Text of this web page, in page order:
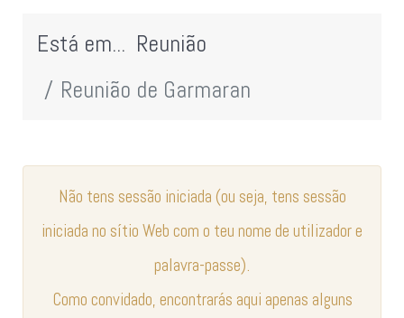
Está em... Reunião
Reunião de Garmaran
Não tens sessão iniciada (ou seja, tens sessão
iniciada no sítio Web com o teu nome de utilizador e
palavra-passe).
Como convidado, encontrarás aqui apenas alguns